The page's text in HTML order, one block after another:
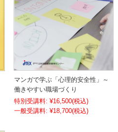
マンガで学ぶ「心理的安全性」～
働きやすい職場づくり
特別受講料: ¥16,500(税込)
¥18,700(税込)